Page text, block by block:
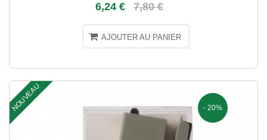
6,24 € 7,80 €
AJOUTER AU PANIER
- 20%
NOUVEAU